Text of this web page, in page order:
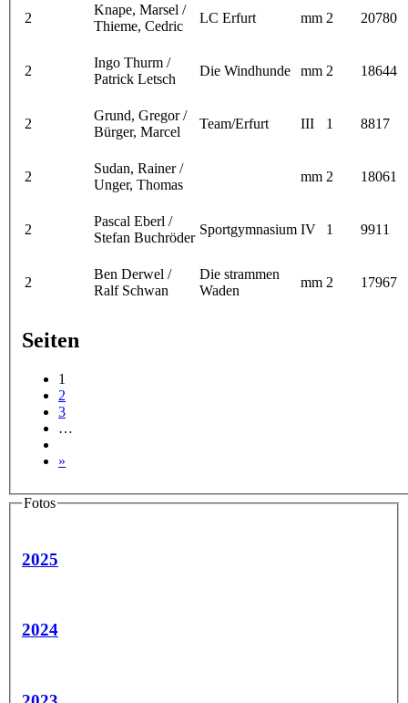
2
Knape, Marsel /
Thieme, Cedric
LC Erfurt mm 2 20780
2
Ingo Thurm /
Patrick Letsch
Die Windhunde mm 2 18644
2
Grund, Gregor /
Bürger, Marcel
Team/Erfurt III 1 8817
2
Sudan, Rainer /
Unger, Thomas
mm 2 18061
2
Pascal Eberl /
Stefan Buchröder
Sportgymnasium IV 1 9911
2
Ben Derwel /
Ralf Schwan
Die strammen
Waden
mm 2 17967
Seiten
1
2
3
…
»
Fotos
2025
2024